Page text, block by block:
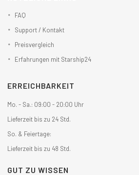
FAQ
Support / Kontakt
Preisvergleich
Erfahrungen mit Starship24
ERREICHBARKEIT
Mo. - Sa.: 09:00 - 20:00 Uhr
Lieferzeit bis zu 24 Std.
So. & Feiertage:
Lieferzeit bis zu 48 Std.
GUT ZU WISSEN